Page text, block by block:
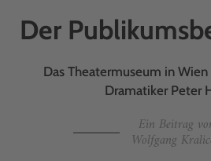
Der
Das Theatermuseum in
Dramatiker Peter
Ein Beitrag
Wolfgang